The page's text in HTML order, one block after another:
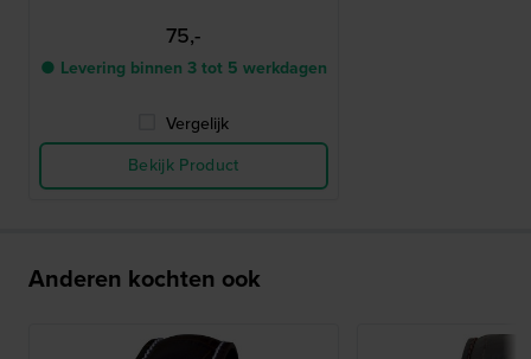
75,-
● Levering binnen 3 tot 5 werkdagen
Vergelijk
Bekijk Product
Anderen kochten ook